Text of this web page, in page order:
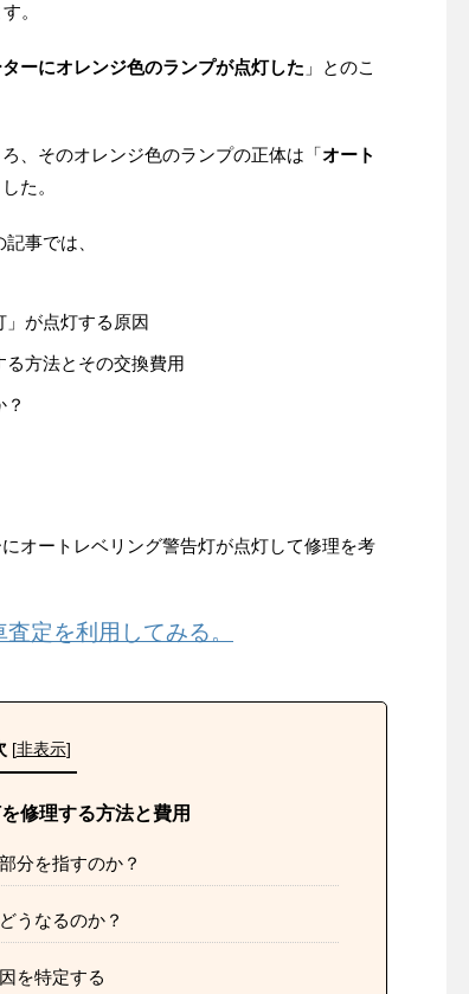
。
ーにオレンジ色のランプが点灯した 」とのこ
、そのオレンジ色のランプの正体は「オート
た。
事では、
」が点灯する原因
る方法とその交換費用
オートレベリング警告灯が点灯して修理を考
定を利用してみる。
[非表示]
修理する方法と費用
分を指すのか？
うなるのか？
を特定する